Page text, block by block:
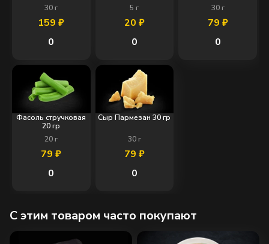
30 г
159₽
0
5 г
20 ₽
0
30г
79 ₽
0
Фасоль стручковая
20 гр
20 г
79₽
0
Сыр Пармезан 30 гр
30г
79 ₽
0
C этим товаром часто покупают